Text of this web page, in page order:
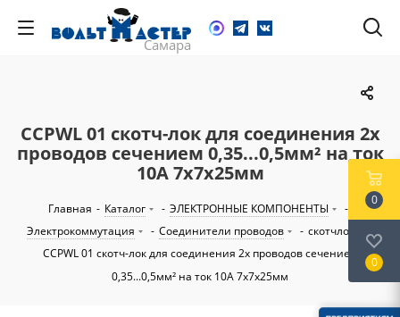
CCPWL 01 скотч-лок для соединения 2х
проводов сечением 0,35...0,5мм² на ток
10А 7х7х25мм
Главная - Каталог - ЭЛЕКТРОННЫЕ КОМПОНЕНТЫ
-
Электрокоммутация
- Соединители проводов - скотчлоки
-
CCPWL 01 скотч-лок для соединения 2х проводов сечением
0,35...0,5мм² на ток 10А 7х7х25мм
0
0